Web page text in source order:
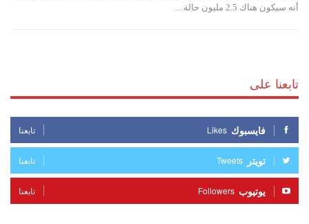
أنه سيكون هناك 2.5 مليون حالة…
تابعنا على
فايسبوك Likes تابعنا
تويتر Tweets تابعنا
يوتيوب Followers تابعنا